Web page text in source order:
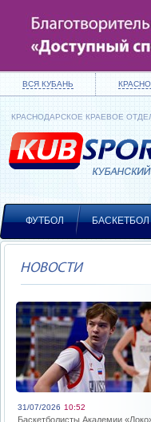
ВСЯ КУБАНЬ
КРАСНОДАРСКОЕ КРАЕВОЕ
ФУТБОЛ БАСКЕТБОЛ
НОВОСТИ
31/07/2026 10:52
Баскетболисты Академии